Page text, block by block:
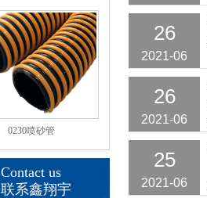
合通风排风管
0230喷砂管
Contact us
联系鑫翔宇
26
2021-06
26
2021-06
25
2021-06